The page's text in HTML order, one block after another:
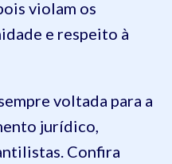
violam os
e respeito à
voltada para a
jurídico,
Confira